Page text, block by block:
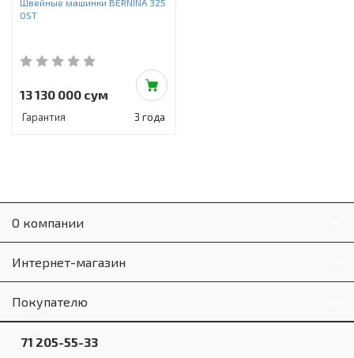
Швейные машинки BERNINA 325
OST
13 130 000 сум
Гарантия 3 года
О компании
Интернет-магазин
Покупателю
71 205-55-33